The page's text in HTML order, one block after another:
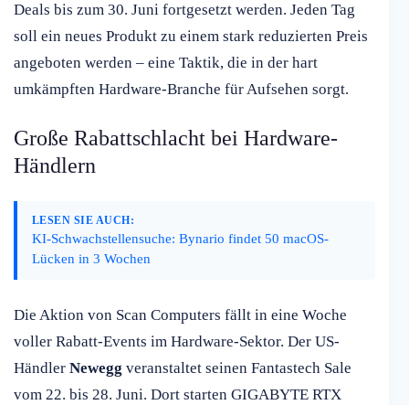
Deals bis zum 30. Juni fortgesetzt werden. Jeden Tag
soll ein neues Produkt zu einem stark reduzierten Preis
angeboten werden – eine Taktik, die in der hart
umkämpften Hardware-Branche für Aufsehen sorgt.
Große Rabattschlacht bei Hardware-
Händlern
LESEN SIE AUCH:
KI-Schwachstellensuche: Bynario findet 50 macOS-
Lücken in 3 Wochen
Die Aktion von Scan Computers fällt in eine Woche
voller Rabatt-Events im Hardware-Sektor. Der US-
Händler Newegg veranstaltet seinen Fantastech Sale
vom 22. bis 28. Juni. Dort starten GIGABYTE RTX